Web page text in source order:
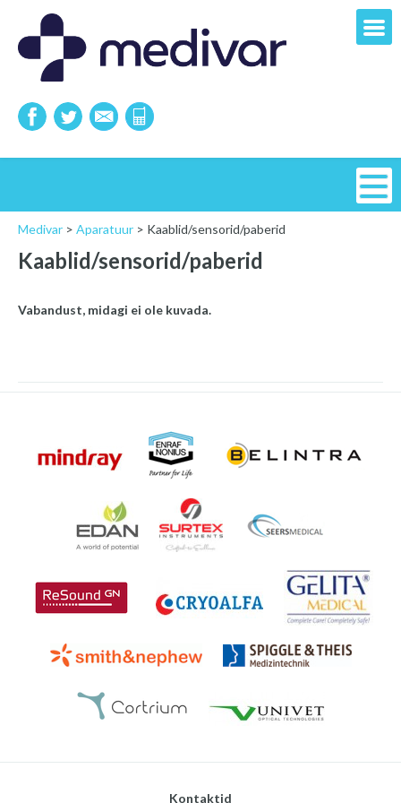
Medivar > Aparatuur > Kaablid/sensorid/paberid
Kaablid/sensorid/paberid
Vabandust, midagi ei ole kuvada.
Kontaktid